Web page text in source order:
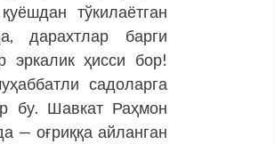
тўкилаётган
дарахтлар барги
эркалик ҳисси бор!
садоларга
бу. Шавкат Раҳмон
— оғриққа айланган